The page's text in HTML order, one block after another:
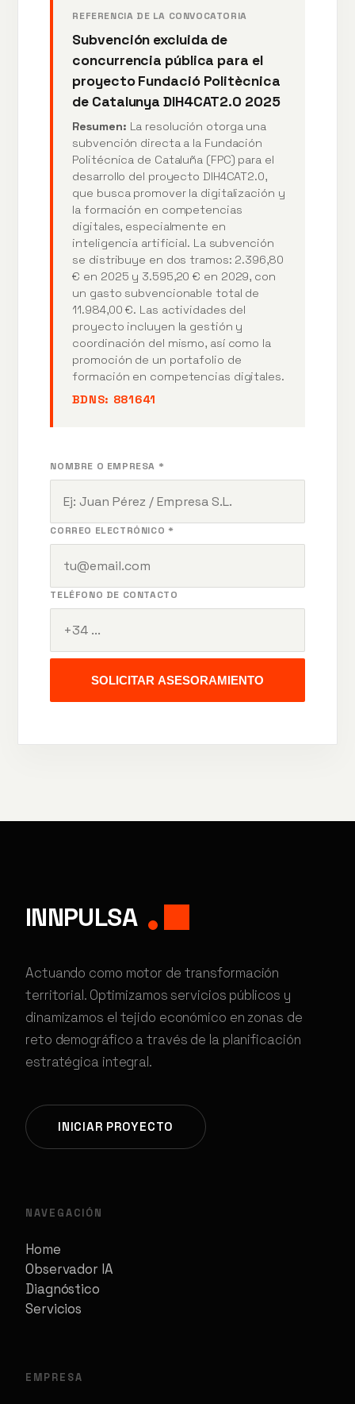
REFERENCIA DE LA CONVOCATORIA
Subvención excluida de
concurrencia pública para el
proyecto Fundació Politècnica
de Catalunya DIH4CAT2.0 2025
Resumen: La resolución otorga una
subvención directa a la Fundación
Politécnica de Cataluña (FPC) para el
desarrollo del proyecto DIH4CAT2.0,
que busca promover la digitalización y
la formación en competencias
digitales, especialmente en
inteligencia artificial. La subvención
se distribuye en dos tramos: 2.396,80
€ en 2025 y 3.595,20 € en 2029, con
un gasto subvencionable total de
11.984,00 €. Las actividades del
proyecto incluyen la gestión y
coordinación del mismo, así como la
promoción de un portafolio de
formación en competencias digitales.
BDNS: 881641
NOMBRE O EMPRESA *
CORREO ELECTRÓNICO *
TELÉFONO DE CONTACTO
SOLICITAR ASESORAMIENTO
INNPULSA
Actuando como motor de transformación
territorial. Optimizamos servicios públicos y
dinamizamos el tejido económico en zonas de
reto demográfico a través de la planificación
estratégica integral.
INICIAR PROYECTO
NAVEGACIÓN
Home
Observador IA
Diagnóstico
Servicios
EMPRESA